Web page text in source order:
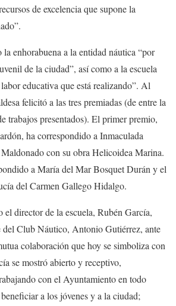
de excelencia que supone la
enhorabuena a la entidad náutica “por
de la ciudad”, así como a la escuela
educativa que está realizando”. Al
felicitó a las tres premiadas (de entre la
trabajos presentados). El primer premio,
ha correspondido a Inmaculada
con su obra Helicoidea Marina.
a María del Mar Bosquet Durán y el
del Carmen Gallego Hidalgo.
el director de la escuela, Rubén García,
del Club Náutico, Antonio Gutiérrez, ante
colaboración que hoy se simboliza con
se mostró abierto y receptivo,
con el Ayuntamiento en todo
a los jóvenes y a la ciudad;